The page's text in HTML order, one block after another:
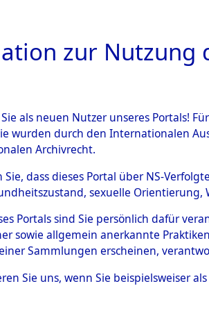
HOME
ITS
0005
zur Nutzung
als neuen Nutzer unseres Portals!
wurden durch den Internationalen
Archivrecht.
Sie, dass dieses Portal über NS-
sexuelle
Portals sind Sie persönlich dafür
sowie allgemein anerkannte
Sammlungen erscheinen,
Sie uns, wenn Sie beispielsweiser